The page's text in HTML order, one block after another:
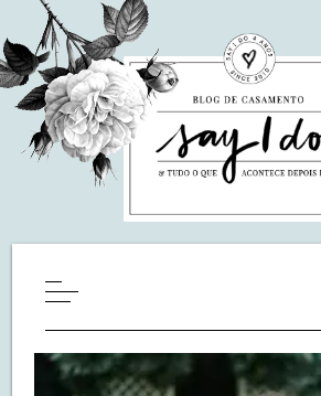
WILL YOU MARRY ME?